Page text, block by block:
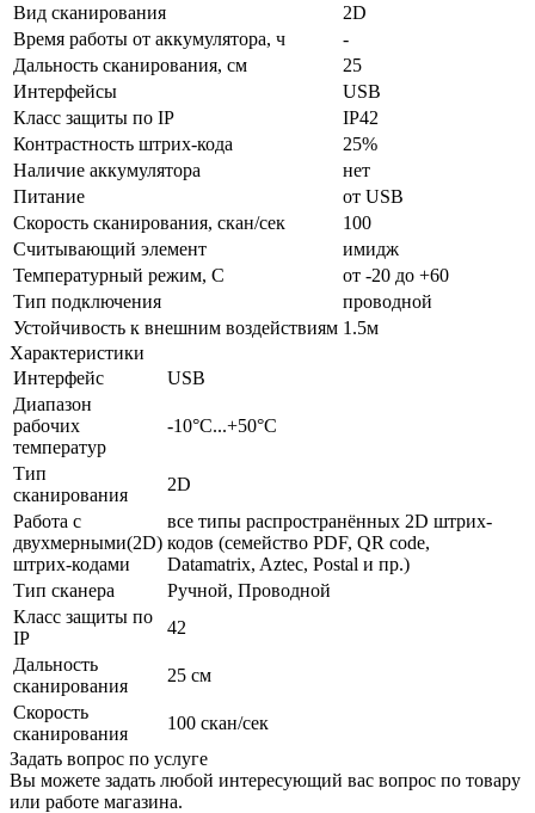
Вид сканирования
2D
Время работы от аккумулятора, ч
-
Дальность сканирования, см
25
Интерфейсы
USB
Класс защиты по IP
IP42
Контрастность штрих-кода
25%
Наличие аккумулятора
нет
Питание
от USB
Скорость сканирования, скан/сек
100
Считывающий элемент
имидж
Температурный режим, С
от -20 до +60
Тип подключения
проводной
Устойчивость к внешним воздействиям 1.5м
Характеристики
Интерфейс
USB
Диапазон
рабочих
температур
-10°С...+50°C
Тип
сканирования
2D
Работа с
двухмерными(2D)
штрих-кодами
все типы распространённых 2D штрих-
кодов (семейство PDF, QR code,
Datamatrix, Aztec, Postal и пр.)
Тип сканера
Ручной, Проводной
Класс защиты по
IP
42
Дальность
сканирования
25 см
Скорость
сканирования
100 скан/сек
Задать вопрос по услуге
Вы можете задать любой интересующий вас вопрос по товару
или работе магазина.